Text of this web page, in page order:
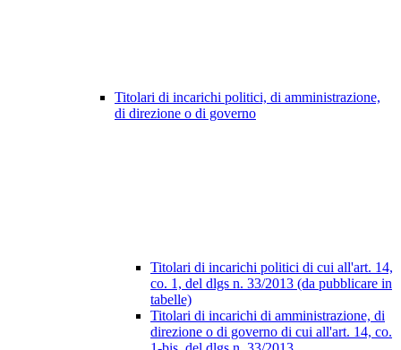
Titolari di incarichi politici, di amministrazione,
di direzione o di governo
Titolari di incarichi politici di cui all'art. 14,
co. 1, del dlgs n. 33/2013 (da pubblicare in
tabelle)
Titolari di incarichi di amministrazione, di
direzione o di governo di cui all'art. 14, co.